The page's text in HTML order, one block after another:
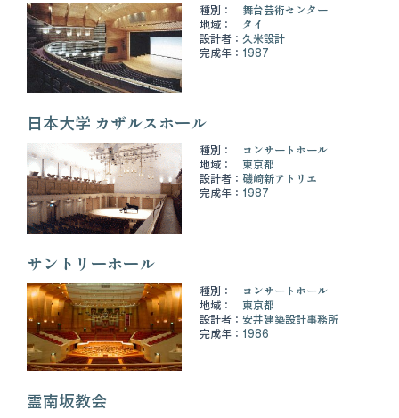
種別：
舞台芸術センター
地域：
タイ
設計者： 久米設計
完成年： 1987
日本大学 カザルスホール
種別：
コンサートホール
地域：
東京都
設計者： 磯崎新アトリエ
完成年： 1987
サントリーホール
種別：
コンサートホール
地域：
東京都
設計者： 安井建築設計事務所
完成年： 1986
霊南坂教会